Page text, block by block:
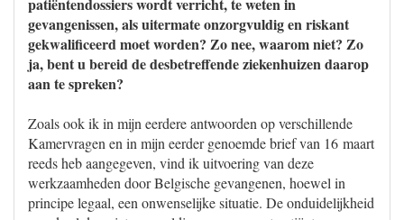
gevangenissen, als uitermate onzorgvuldig en riskant
gekwalificeerd moet worden? Zo nee, waarom niet? Zo
ja, bent u bereid de desbetreffende ziekenhuizen daarop
aan te spreken?
Zoals ook ik in mijn eerdere antwoorden op verschillende
Kamervragen en in mijn eerder genoemde brief van 16 maart
reeds heb aangegeven, vind ik uitvoering van deze
werkzaamheden door Belgische gevangenen, hoewel in
principe legaal, een onwenselijke situatie. De onduidelijkheid